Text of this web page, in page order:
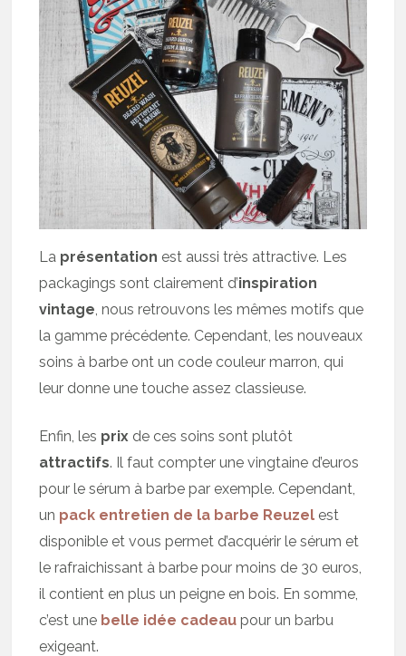
La présentation est aussi très attractive. Les
packagings sont clairement d’inspiration
vintage, nous retrouvons les mêmes motifs que
la gamme précédente. Cependant, les nouveaux
soins à barbe ont un code couleur marron, qui
leur donne une touche assez classieuse.
Enfin, les prix de ces soins sont plutôt
attractifs. Il faut compter une vingtaine d’euros
pour le sérum à barbe par exemple. Cependant,
un pack entretien de la barbe Reuzel est
disponible et vous permet d’acquérir le sérum et
le rafraichissant à barbe pour moins de 30 euros,
il contient en plus un peigne en bois. En somme,
c’est une belle idée cadeau pour un barbu
exigeant.